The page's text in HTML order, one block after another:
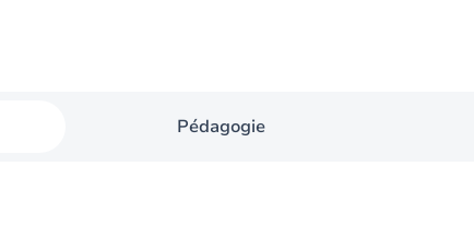
Pédagogie